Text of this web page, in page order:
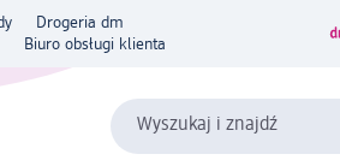
Drogeria dm
Biuro obsługi klienta
Wyszukaj i znajdź